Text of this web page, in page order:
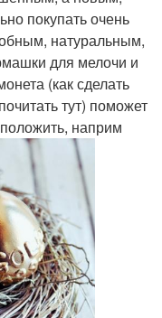
покупать очень
натуральным,
для мелочи и
(как сделать
тут) поможет
наприм